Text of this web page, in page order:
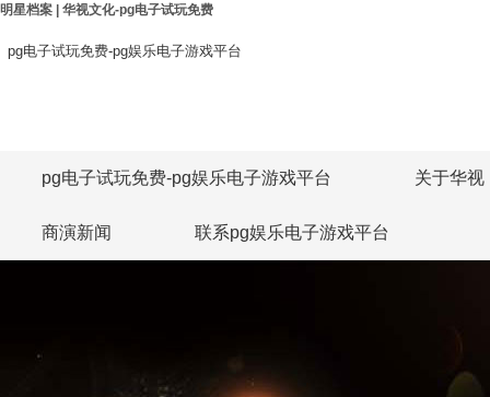
明星档案 | 华视文化-pg电子试玩免费
pg电子试玩免费-pg娱乐电子游戏平台
pg电子试玩免费-pg娱乐电子游戏平台 关于华视
商演新闻 联系pg娱乐电子游戏平台